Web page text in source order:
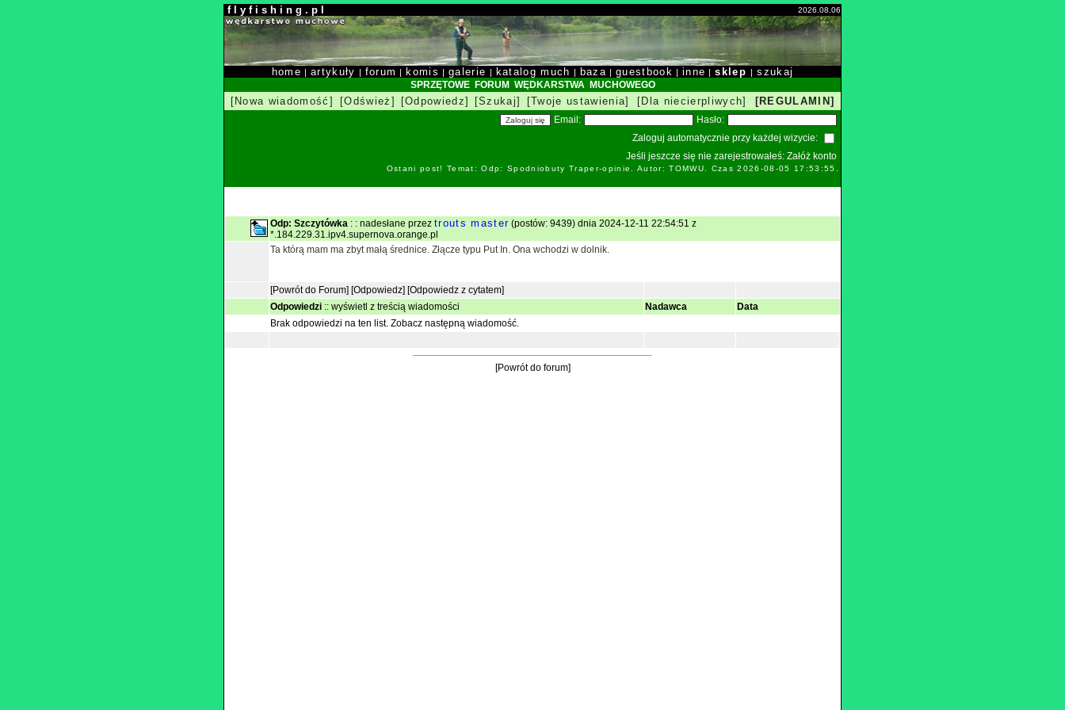
f l y f i s h i n g . p l 2026.08.06
home |artykuły | forum | komis |galerie | katalog much | baza | guestbook | inne |sklep |szukaj
SPRZĘTOWE FORUM WĘDKARSTWA MUCHOWEGO
[Nowa wiadomość] [Odśwież] [Odpowiedz] [Szukaj] [Twoje ustawienia] [Dla niecierpliwych] [REGULAMIN]
Email:
Hasło:
Zaloguj automatycznie przy każdej wizycie:
Jeśli jeszcze się nie zarejestrowałeś: Załóż konto
Ostani post! Temat: Odp: Spodniobuty Traper-opinie. Autor: TOMWU. Czas 2026-08-05 17:53:55.
Odp: Szczytówka : : nadesłane przez trouts master (postów: 9439) dnia 2024-12-11 22:54:51 z
*.184.229.31.ipv4.supernova.orange.pl
Ta którą mam ma zbyt małą średnice. Złącze typu Put In. Ona wchodzi w dolnik.
[Powrót do Forum] [Odpowiedz] [Odpowiedz z cytatem]
Odpowiedzi :: wyświetl z treścią wiadomości Nadawca
Data
Brak odpowiedzi na ten list. Zobacz następną wiadomość.
[Powrót do forum]